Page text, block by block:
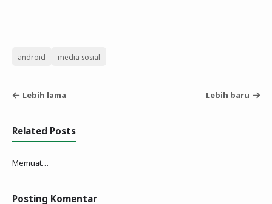
android media sosial
Lebih lama Lebih baru
Related Posts
Memuat…
Posting Komentar